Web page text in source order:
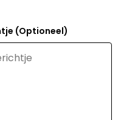
(Optioneel)